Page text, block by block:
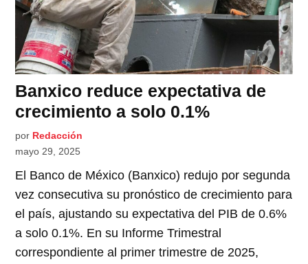
Banxico reduce expectativa de
crecimiento a solo 0.1%
por Redacción
mayo 29, 2025
El Banco de México (Banxico) redujo por segunda
vez consecutiva su pronóstico de crecimiento para
el país, ajustando su expectativa del PIB de 0.6%
a solo 0.1%. En su Informe Trimestral
correspondiente al primer trimestre de 2025,